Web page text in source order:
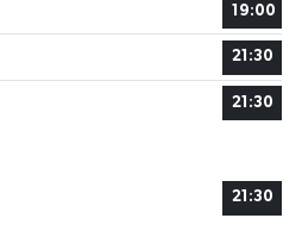
19:00
21:30
21:30
21:30